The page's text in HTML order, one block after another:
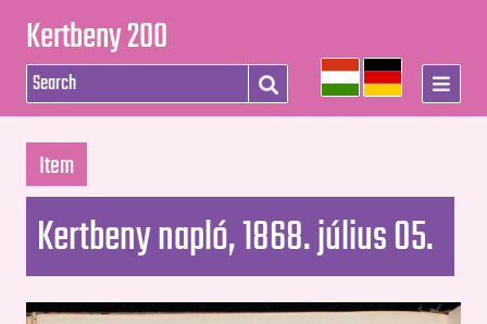
Kertbeny 200
Kertbeny napló, 1868. július 05.
Item